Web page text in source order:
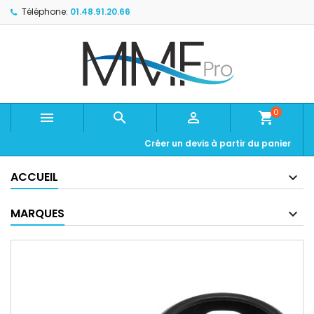
Téléphone: 01.48.91.20.66
   shopping_cart0
Créer un devis à partir du panier
ACCUEIL
MARQUES